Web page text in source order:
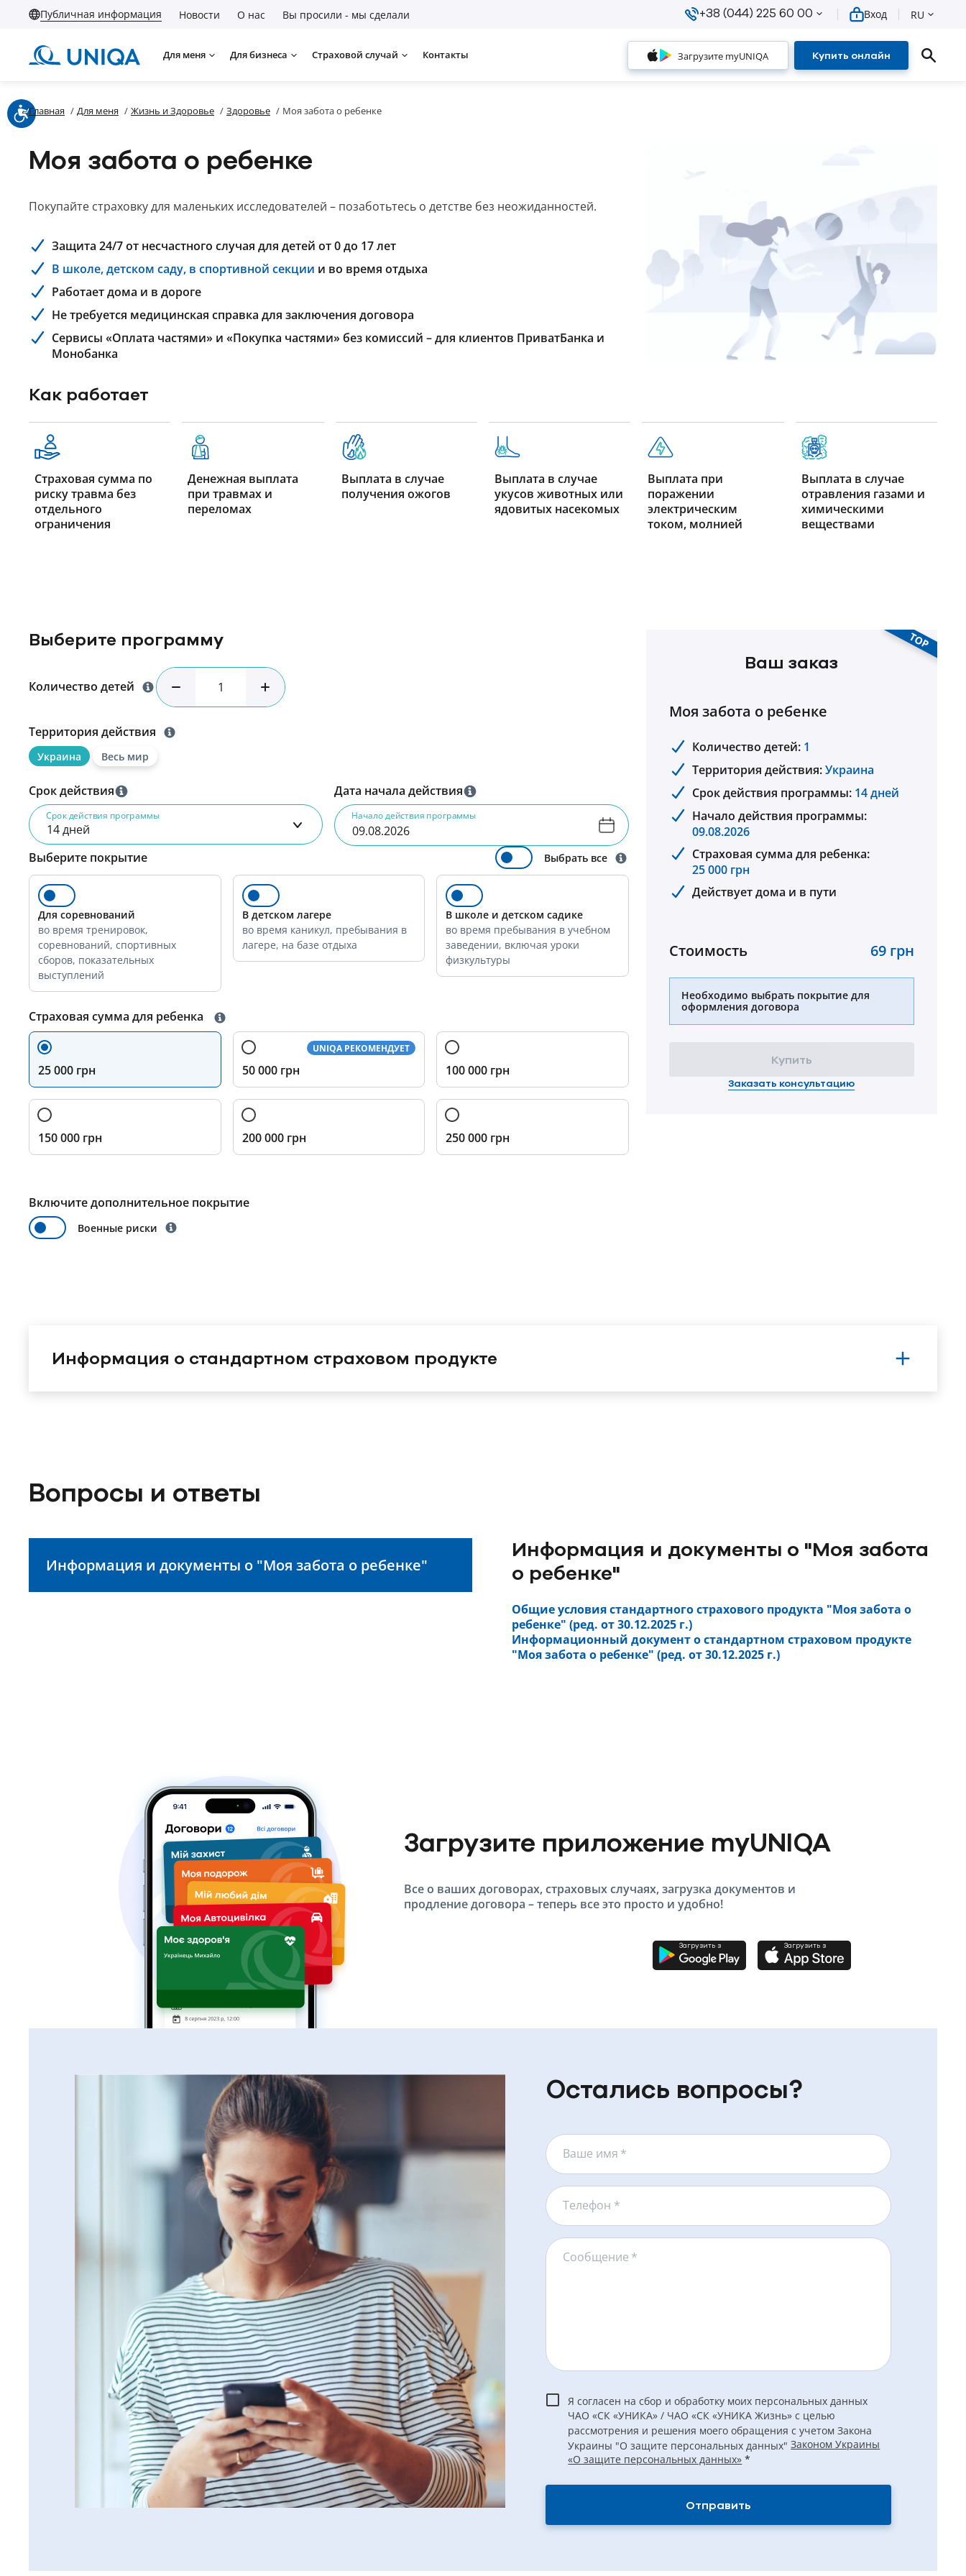
Публичная информация Новости О нас Вы просили - мы сделали +38 (044) 225 60 00 Вход RU
Для меня Для бизнеса Страховой случай Контакты Загрузите myUNIQA Купить онлайн
Главная / Для меня / Жизнь и Здоровье / Здоровье / Моя забота о ребенке
Моя забота о ребенке
Покупайте страховку для маленьких исследователей – позаботьтесь о детстве без неожиданностей.
Защита 24/7 от несчастного случая для детей от 0 до 17 лет
В школе, детском саду, в спортивной секции и во время отдыха
Работает дома и в дороге
Не требуется медицинская справка для заключения договора
Сервисы «Оплата частями» и «Покупка частями» без комиссий – для клиентов ПриватБанка и
Монобанка
Как работает
Страховая сумма по
риску травма без
отдельного
ограничения
Денежная выплата
при травмах и
переломах
Выплата в случае
получения ожогов
Выплата в случае
укусов животных или
ядовитых насекомых
Выплата при
поражении
электрическим
током, молнией
Выплата в случае
отравления газами и
химическими
веществами
Выберите программу
Количество детей
Территория действия
Украина Весь мир
Срок действия
Срок действия программы
14 дней
Дата начала действия
Начало действия программы
Выберите покрытие Выбрать все
Для соревнований
во время тренировок,
соревнований, спортивных
сборов, показательных
выступлений
В детском лагере
во время каникул, пребывания в
лагере, на базе отдыха
В школе и детском садике
во время пребывания в учебном
заведении, включая уроки
физкультуры
Страховая сумма для ребенка
25 000 грн 50 000 грн
UNIQA РЕКОМЕНДУЕТ
100 000 грн
150 000 грн 200 000 грн 250 000 грн
Включите дополнительное покрытие
Военные риски
TOP
Ваш заказ
Моя забота о ребенке
Количество детей: 1
Территория действия:Украина
Срок действия программы: 14 дней
Начало действия программы:
09.08.2026
Страховая сумма для ребенка:
25 000 грн
Действует дома и в пути
Стоимость 69 грн
Необходимо выбрать покрытие для
оформления договора
Купить
Заказать консультацию
Информация о стандартном страховом продукте
Вопросы и ответы
Информация и документы о "Моя забота о ребенке"
Информация и документы о "Моя забота
о ребенке"
Общие условия стандартного страхового продукта "Моя забота о
ребенке" (ред. от 30.12.2025 г.)
Информационный документ о стандартном страховом продукте
"Моя забота о ребенке" (ред. от 30.12.2025 г.)
Загрузите приложение myUNIQA
Все о ваших договорах, страховых случаях, загрузка документов и
продление договора – теперь все это просто и удобно!
Загрузить з Загрузить з
Остались вопросы?
Ваше имя *
Телефон *
Сообщение *
Я согласен на сбор и обработку моих персональных данных
ЧАО «СК «УНИКА» / ЧАО «СК «УНИКА Жизнь» с целью
рассмотрения и решения моего обращения с учетом Закона
Украины "О защите персональных данных" Законом Украины
«О защите персональных данных» *
Отправить